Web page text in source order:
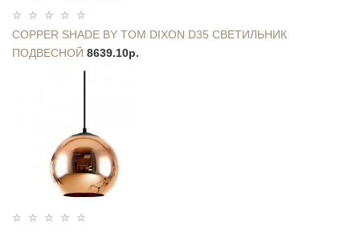
COPPER SHADE BY TOM DIXON D35 СВЕТИЛЬНИК
ПОДВЕСНОЙ 8639.10р.